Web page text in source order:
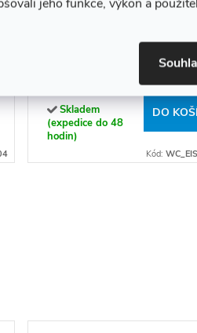
jeho funkce, výkon a
WC prkénko MDF Soft
Colorful Stones 80120
898 Kč
Skladem
(expedice do 48
hodin)
DO
Kód: